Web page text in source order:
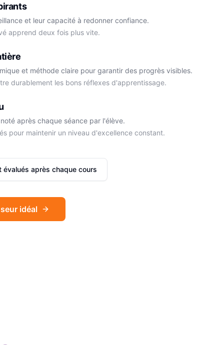
Français
et leur capacité à redonner confiance.
apprend deux fois plus vite.
et méthode claire pour garantir des progrès visibles.
durablement les bons réflexes d'apprentissage.
après chaque séance par l'élève.
pour maintenir un niveau d'excellence constant.
après chaque cours
idéal